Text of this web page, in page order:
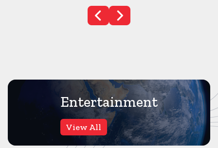
Entertainment
View All